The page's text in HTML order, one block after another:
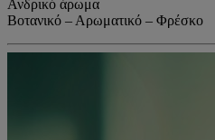
Ανδρικό άρωμα
Βοτανικό – Αρωματικό – Φρέσκο